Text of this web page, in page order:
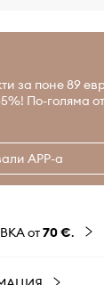
за поне 89
По-голяма
APP-а
от70 €.